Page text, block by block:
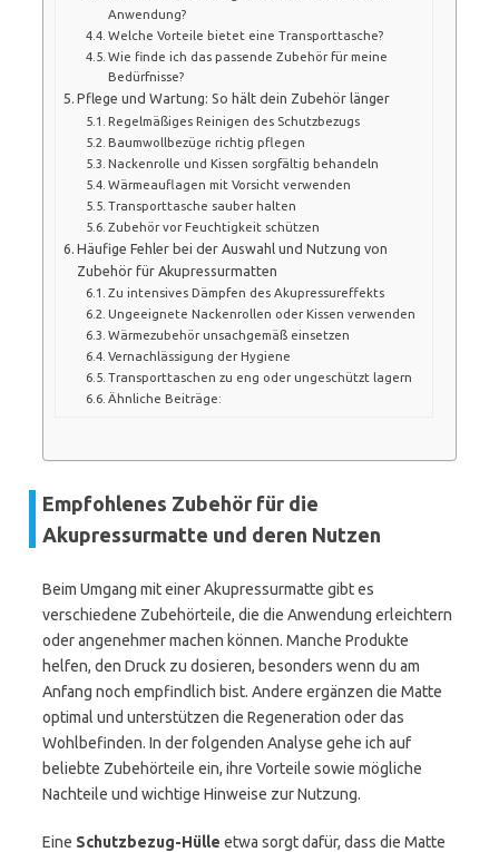
Anwendung?
Welche Vorteile bietet eine Transporttasche?
Wie finde ich das passende Zubehör für meine
Bedürfnisse?
Pflege und Wartung: So hält dein Zubehör länger
Regelmäßiges Reinigen des Schutzbezugs
Baumwollbezüge richtig pflegen
Nackenrolle und Kissen sorgfältig behandeln
Wärmeauflagen mit Vorsicht verwenden
Transporttasche sauber halten
Zubehör vor Feuchtigkeit schützen
Häufige Fehler bei der Auswahl und Nutzung von
Zubehör für Akupressurmatten
Zu intensives Dämpfen des Akupressureffekts
Ungeeignete Nackenrollen oder Kissen verwenden
Wärmezubehör unsachgemäß einsetzen
Vernachlässigung der Hygiene
Transporttaschen zu eng oder ungeschützt lagern
Ähnliche Beiträge:
Empfohlenes Zubehör für die
Akupressurmatte und deren Nutzen
Beim Umgang mit einer Akupressurmatte gibt es
verschiedene Zubehörteile, die die Anwendung erleichtern
oder angenehmer machen können. Manche Produkte
helfen, den Druck zu dosieren, besonders wenn du am
Anfang noch empfindlich bist. Andere ergänzen die Matte
optimal und unterstützen die Regeneration oder das
Wohlbefinden. In der folgenden Analyse gehe ich auf
beliebte Zubehörteile ein, ihre Vorteile sowie mögliche
Nachteile und wichtige Hinweise zur Nutzung.
Eine Schutzbezug-Hülle etwa sorgt dafür, dass die Matte